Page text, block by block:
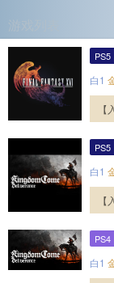
PS5
白1
PS5
白1
PS4
白1